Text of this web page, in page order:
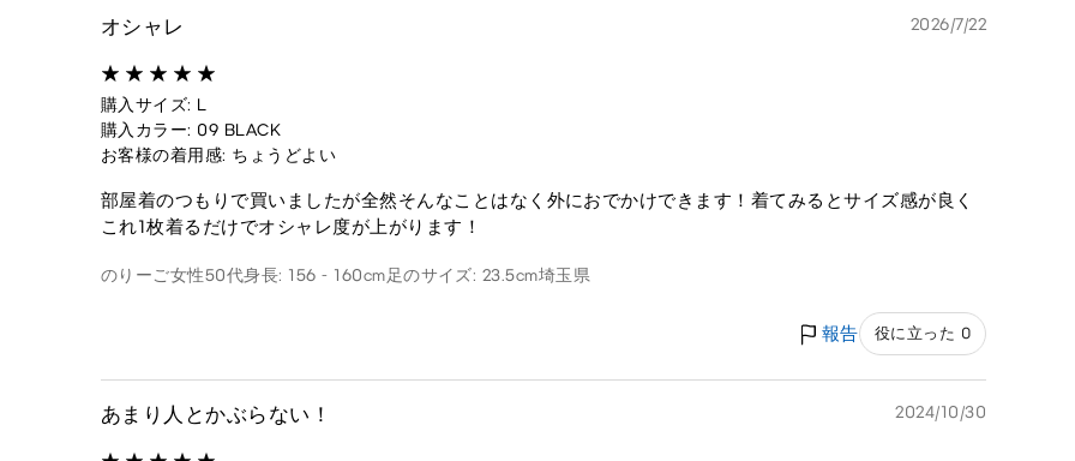
オシャレ 2026/7/22
購入サイズ: L
購入カラー: 09 BLACK
お客様の着用感: ちょうどよい
部屋着のつもりで買いましたが全然そんなことはなく外におでかけできます！着てみるとサイズ感が良く
これ1枚着るだけでオシャレ度が上がります！
のりーご女性50代身長: 156 - 160cm足のサイズ: 23.5cm埼玉県
報告 役に立った 0
あまり人とかぶらない！ 2024/10/30